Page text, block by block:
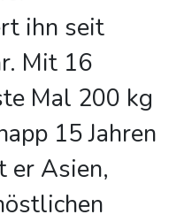
ihn seit
Mit 16
Mal 200 kg
15 Jahren
er Asien,